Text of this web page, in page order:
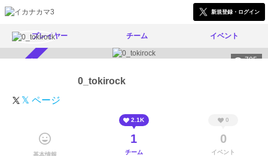
新規登録・ログイン
プレイヤー チーム イベント
705
0_tokirock
𝕏 ページ
基本情報
2.1K
1
チーム
0
0
イベント